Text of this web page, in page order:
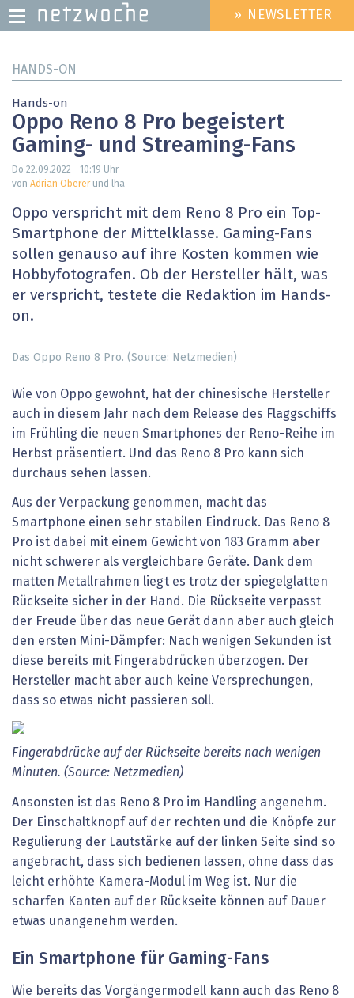
zum
HEADER
MENU
» NEWSLETTER
HANDS-ON
Hands-on
Oppo Reno 8 Pro begeistert
Gaming- und Streaming-Fans
Do 22.09.2022 - 10:19 Uhr
von Adrian Obererund lha
Oppo verspricht mit dem Reno 8 Pro ein Top-
Smartphone der Mittelklasse. Gaming-Fans
sollen genauso auf ihre Kosten kommen wie
Hobbyfotografen. Ob der Hersteller hält, was
er verspricht, testete die Redaktion im Hands-
on.
Das Oppo Reno 8 Pro. (Source: Netzmedien)
Wie von Oppo gewohnt, hat der chinesische Hersteller
auch in diesem Jahr nach dem Release des Flaggschiffs
im Frühling die neuen Smartphones der Reno-Reihe im
Herbst präsentiert. Und das Reno 8 Pro kann sich
durchaus sehen lassen.
Aus der Verpackung genommen, macht das
Smartphone einen sehr stabilen Eindruck. Das Reno 8
Pro ist dabei mit einem Gewicht von 183 Gramm aber
nicht schwerer als vergleichbare Geräte. Dank dem
matten Metallrahmen liegt es trotz der spiegelglatten
Rückseite sicher in der Hand. Die Rückseite verpasst
der Freude über das neue Gerät dann aber auch gleich
den ersten Mini-Dämpfer: Nach wenigen Sekunden ist
diese bereits mit Fingerabdrücken überzogen. Der
Hersteller macht aber auch keine Versprechungen,
dass so etwas nicht passieren soll.
Fingerabdrücke auf der Rückseite bereits nach wenigen
Minuten. (Source: Netzmedien)
Ansonsten ist das Reno 8 Pro im Handling angenehm.
Der Einschaltknopf auf der rechten und die Knöpfe zur
Regulierung der Lautstärke auf der linken Seite sind so
angebracht, dass sich bedienen lassen, ohne dass das
leicht erhöhte Kamera-Modul im Weg ist. Nur die
scharfen Kanten auf der Rückseite können auf Dauer
etwas unangenehm werden.
Ein Smartphone für Gaming-Fans
Wie bereits das Vorgängermodell kann auch das Reno 8